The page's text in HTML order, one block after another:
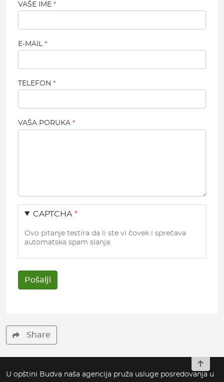
VAŠE IME
E-MAIL
TELEFON
VAŠA PORUKA
CAPTCHA
Ovo pitanje testira da li ste vi čovek i sprečava
automatska spam slanja.
Share
U opštini Budva naša agencija pruža usluge posredovanja u
To top